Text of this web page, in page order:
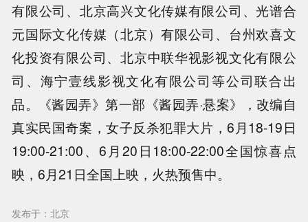
有限公司、北京高兴文化传媒有限公司、光谱合
元国际文化传媒（北京）有限公司、台州欢喜文
化投资有限公司、北京中联华视影视文化有限公
司、海宁壹线影视文化有限公司等公司联合出
品。《酱园弄》第一部《酱园弄·悬案》，改编自
真实民国奇案，女子反杀犯罪大片，6月18-19日
19:00-21:00、6月20日18:00-22:00全国惊喜点
映，6月21日全国上映，火热预售中。
发布于：北京